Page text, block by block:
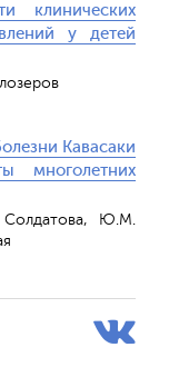
клинических
у детей
Кавасаки
многолетних
Ю.М.